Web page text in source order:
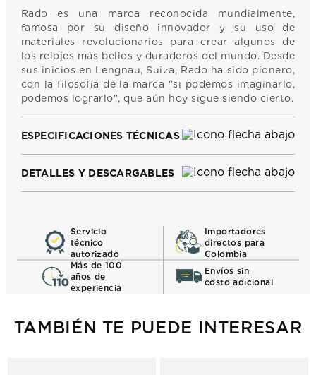
Rado es una marca reconocida mundialmente,
famosa por su diseño innovador y su uso de
materiales revolucionarios para crear algunos de
los relojes más bellos y duraderos del mundo. Desde
sus inicios en Lengnau, Suiza, Rado ha sido pionero,
con la filosofía de la marca "si podemos imaginarlo,
podemos lograrlo", que aún hoy sigue siendo cierto.
ESPECIFICACIONES TÉCNICAS
DETALLES Y DESCARGABLES
Servicio
técnico
autorizado
Importadores
directos para
Colombia
Más de 100
años de
experiencia
Envíos sin
costo adicional
TAMBIÉN TE PUEDE INTERESAR